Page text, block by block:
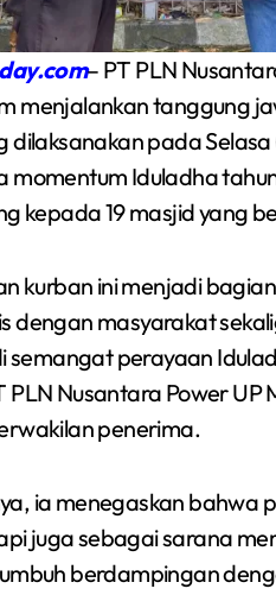
– PT PLN
menjalankan tanggung
dilaksanakan pada
momentum Iduladha
kepada 19 masjid yang
kurban ini menjadi
dengan masyarakat
semangat perayaan
PLN Nusantara Power
penerima.
ia menegaskan bahwa
juga sebagai sarana
berdampingan
Budaya
Malam, Warga
Gerakan Night
di Babelan
Today Agu 1, 2026